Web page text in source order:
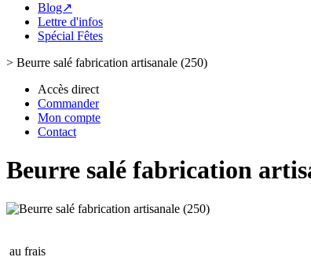
Blog↗
Lettre d'infos
Spécial Fêtes
> Beurre salé fabrication artisanale (250)
Accès direct
Commander
Mon compte
Contact
Beurre salé fabrication
au frais